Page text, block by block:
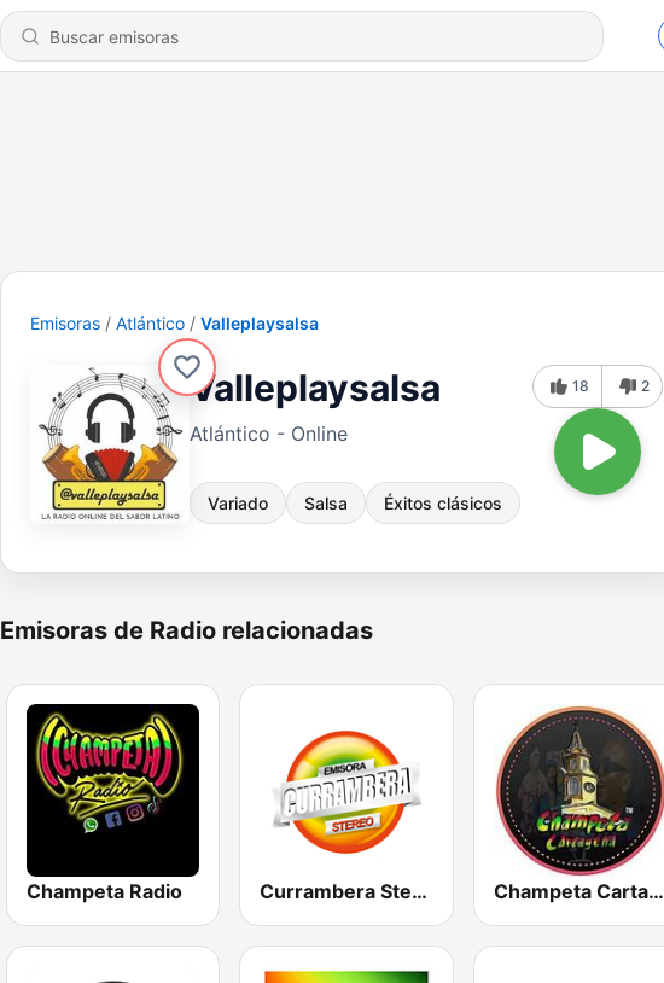
Emisoras Atlántico Valleplaysalsa
Valleplaysalsa
Atlántico - Online
Variado Salsa Éxitos clásicos
18 2
Emisoras de Radio relacionadas
Champeta Radio Currambera Stereo Champeta Cartagena Radio